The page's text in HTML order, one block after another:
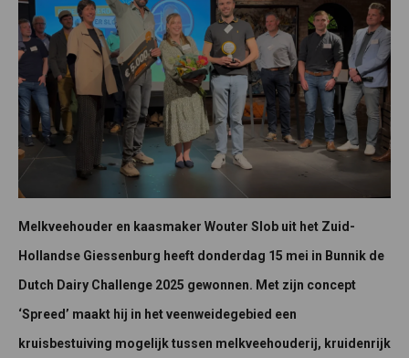
Melkveehouder en kaasmaker Wouter Slob uit het Zuid-
Hollandse Giessenburg heeft donderdag 15 mei in Bunnik de
Dutch Dairy Challenge 2025 gewonnen. Met zijn concept
‘Spreed’ maakt hij in het veenweidegebied een
kruisbestuiving mogelijk tussen melkveehouderij, kruidenrijk